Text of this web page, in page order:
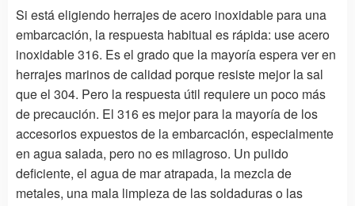
Si está eligiendo herrajes de acero inoxidable para una
embarcación, la respuesta habitual es rápida: use acero
inoxidable 316. Es el grado que la mayoría espera ver en
herrajes marinos de calidad porque resiste mejor la sal
que el 304. Pero la respuesta útil requiere un poco más
de precaución. El 316 es mejor para la mayoría de los
accesorios expuestos de la embarcación, especialmente
en agua salada, pero no es milagroso. Un pulido
deficiente, el agua de mar atrapada, la mezcla de
metales, una mala limpieza de las soldaduras o las